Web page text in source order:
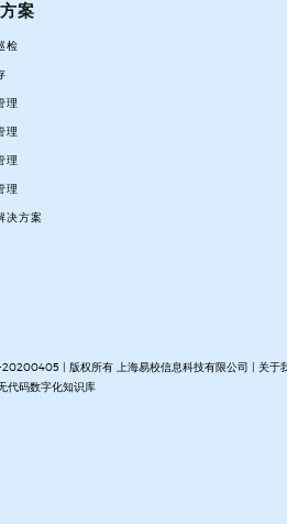
案
检
理
理
理
理
决方案
| 版权所有 上海易校信息科技有限公司 | 关于
代码数字化知识库